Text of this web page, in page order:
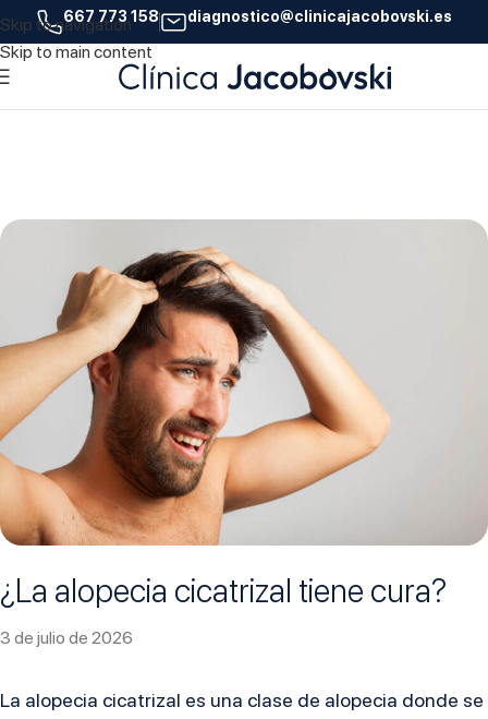
Skip to navigation
Skip to main content
667 773 158 diagnostico@clinicajacobovski.es
25
AGO
¿La alopecia cicatrizal tiene cura?
3 de julio de 2026
La alopecia cicatrizal es una clase de alopecia donde se